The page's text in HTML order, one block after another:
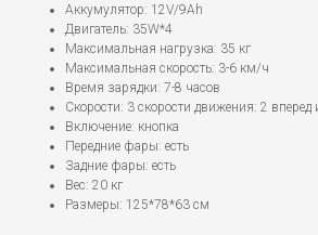
Аккумулятор: 12V/9Ah
Двигатель: 35W*4
Максимальная нагрузка: 35 кг
Максимальная скорость: 3-6 км/ч
Время зарядки: 7-8 часов
Скорости: 3 скорости движения: 2 вперед
Включение: кнопка
Передние фары: есть
Задние фары: есть
Вес: 20 кг
Размеры: 125*78*63 см